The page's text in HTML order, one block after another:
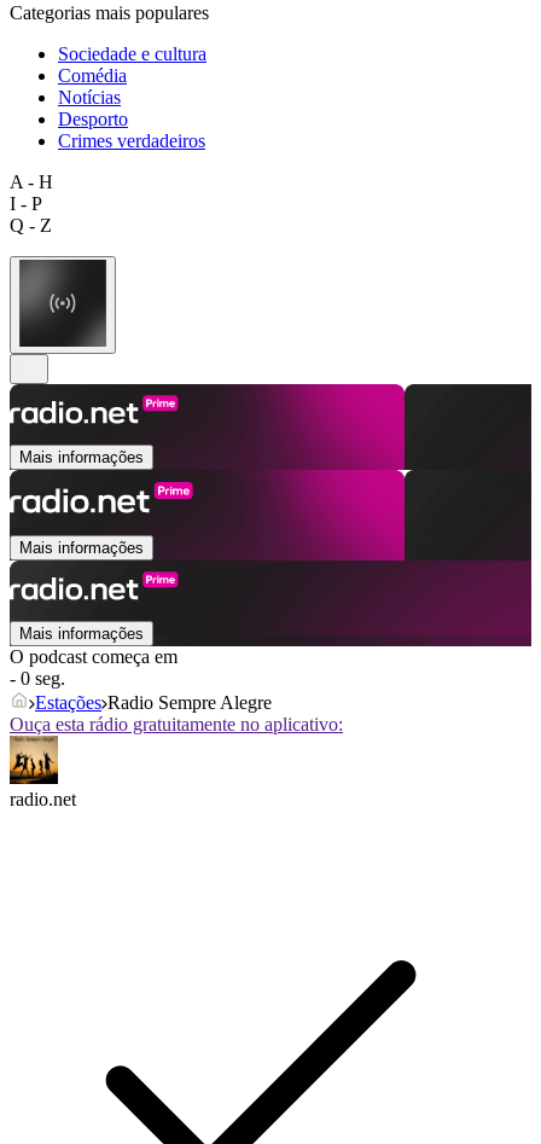
Categorias mais populares
Sociedade e cultura
Comédia
Notícias
Desporto
Crimes verdadeiros
A - H
I - P
Q - Z
Mais informações
Mais informações
Mais informações
O podcast começa em
- 0 seg.
Estações Radio Sempre Alegre
Ouça esta rádio gratuitamente no aplicativo:
radio.net